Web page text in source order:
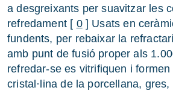
a desgreixants per suavitzar les
refredament [ 0] Usats en
fundents, per rebaixar la
amb punt de fusió proper als
refredar-se es vitrifiquen i
cristal·lina de la porcellana, gres,